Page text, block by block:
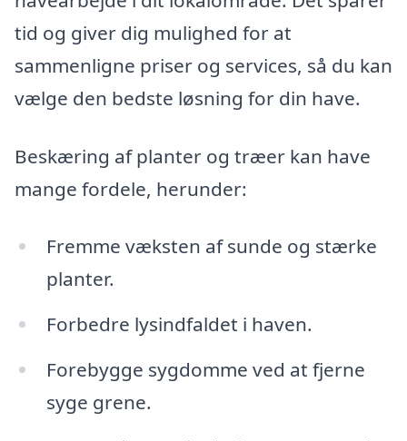
tid og giver dig mulighed for at
sammenligne priser og services, så du kan
vælge den bedste løsning for din have.
Beskæring af planter og træer kan have
mange fordele, herunder:
Fremme væksten af sunde og stærke
planter.
Forbedre lysindfaldet i haven.
Forebygge sygdomme ved at fjerne
syge grene.